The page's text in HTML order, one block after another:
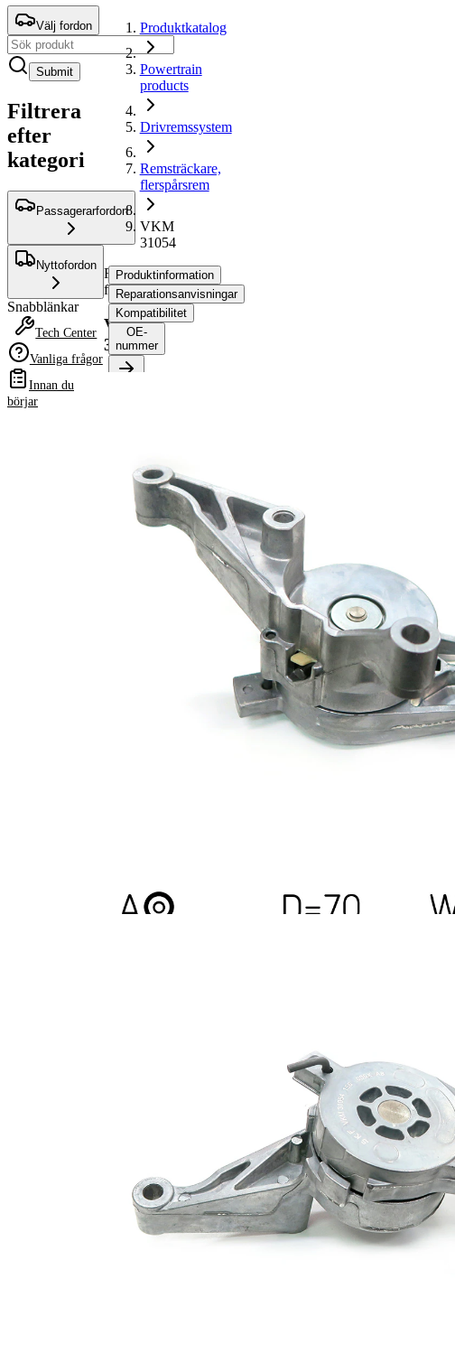
Välj fordon
Submit
Filtrera
efter
kategori
Passagerarfordon
Nyttofordon
Snabblänkar
Tech Center
Vanliga frågor
Innan du
börjar
Produktkatalog
Powertrain
products
Drivremssystem
Remsträckare,
flerspårsrem
VKM
31054
Remsträckare,
flerspårsrem
VKM
31054
Produktinformation
Reparationsanvisningar
Kompatibilitet
OE-
nummer
Spännmetod,
spännrulle
automatisk
Alternativ
reparationssats
VKM
37050-1